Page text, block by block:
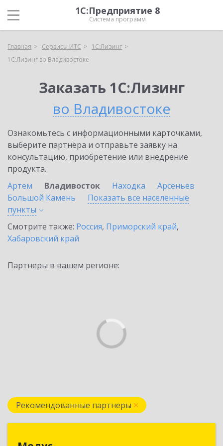
1С:Предприятие 8
Система программ
Главная Сервисы ИТС
1С:Лизинг
1С:Лизинг во Владивостоке
Заказать 1С:Лизинг
во Владивостоке
Ознакомьтесь с информационными карточками,
выберите партнёра и отправьте заявку на
консультацию, приобретение или внедрение
продукта.
Артем
Владивосток Находка
Арсеньев
Большой Камень
Показать все населенные
пункты
Смотрите также: Россия, Приморский край,
Хабаровский край
Партнеры в вашем регионе:
Рекомендованные партнеры